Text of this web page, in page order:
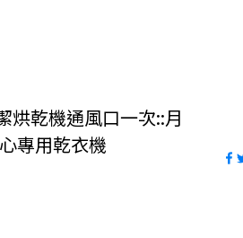
烘乾機通風口一次::月
專用乾衣機